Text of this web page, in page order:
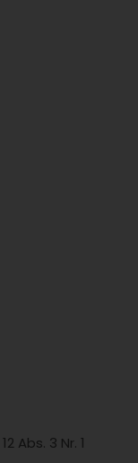
Abs. 3 Nr. 1